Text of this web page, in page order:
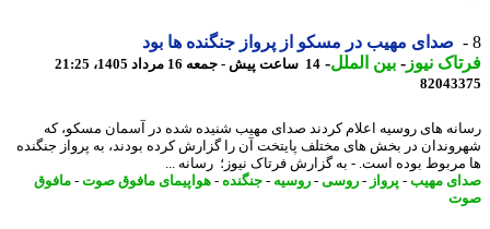
صدای مهیب در مسکو از پرواز جنگنده ها بود
نیوز-بین الملل-14 ساعت پیش - جمعه 16 مرداد 1405، 21:25
های روسیه اعلام کردند صدای مهیب شنیده شده در آسمان مسکو، که
در بخش های مختلف پایتخت آن را گزارش کرده بودند، به پرواز جنگنده
بوده است. - به گزارش فرتاک نیوز؛ رسانه ...
مهیب-پرواز-روسی-روسیه-جنگنده-هواپیمای مافوق صوت-مافوق